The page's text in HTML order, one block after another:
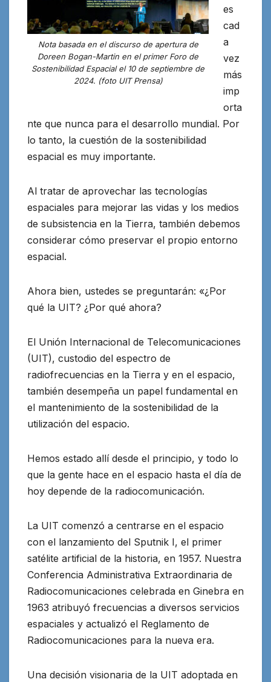
Nota basada en el discurso de apertura de
Doreen Bogan-Martin en el primer Foro de
Sostenibilidad Espacial el 10 de septiembre de
2024. (foto UIT Prensa)
es
cad
a
vez
más
imp
orta
nte que nunca para el desarrollo mundial. Por
lo tanto, la cuestión de la sostenibilidad
espacial es muy importante.
Al tratar de aprovechar las tecnologías
espaciales para mejorar las vidas y los medios
de subsistencia en la Tierra, también debemos
considerar cómo preservar el propio entorno
espacial.
Ahora bien, ustedes se preguntarán: «¿Por
qué la UIT? ¿Por qué ahora?
El Unión Internacional de Telecomunicaciones
(UIT), custodio del espectro de
radiofrecuencias en la Tierra y en el espacio,
también desempeña un papel fundamental en
el mantenimiento de la sostenibilidad de la
utilización del espacio.
Hemos estado allí desde el principio, y todo lo
que la gente hace en el espacio hasta el día de
hoy depende de la radiocomunicación.
La UIT comenzó a centrarse en el espacio
con el lanzamiento del Sputnik I, el primer
satélite artificial de la historia, en 1957. Nuestra
Conferencia Administrativa Extraordinaria de
Radiocomunicaciones celebrada en Ginebra en
1963 atribuyó frecuencias a diversos servicios
espaciales y actualizó el Reglamento de
Radiocomunicaciones para la nueva era.
Una decisión visionaria de la UIT adoptada en